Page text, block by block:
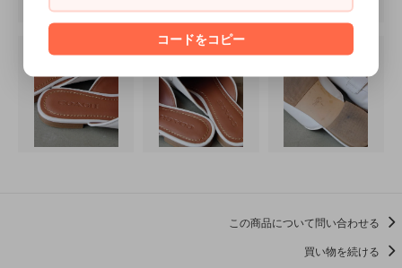
この商品について問い合わせる
買い物を続ける
コードをコピー